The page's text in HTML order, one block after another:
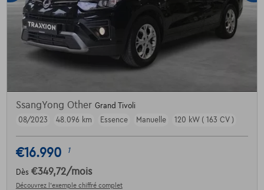
SsangYong Other Grand Tivoli
08/2023
48.096 km Essence Manuelle 120 kW ( 163 CV )
€16.990 1
Dès €349,72/mois
Découvrez l’exemple chiffré complet